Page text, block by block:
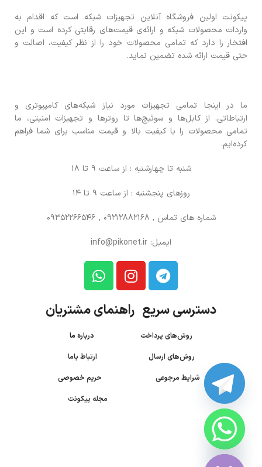
پیکونت اولین فروشگاه آنلاین تجهیزات شبکه است که اقدام به
واردات محصولات شبکه و ارائه‌ی قیمت‌های رقابتی کرده است و این
افتخار را دارد که تمامی محصولات خود را از نظر کیفیت، اصالت و
حتی قیمت ارائه شده تضمین نماید.
ما در اینجا تمامی تجهیزات مورد نیاز شبکه‌های کامپیوتری و
ارتباطاتی. از کابل‌ها و سوئیچ‌ها تا روترها و تجهیزات امنیتی، ما
تمامی محصولات را با کیفیت بالا و قیمت مناسب برای شما فراهم
کرده‌ایم.
شنبه تا چهارشنبه : از ساعت 9 تا 18
روزهای پنجشنبه : از ساعت 9 تا 14
شماره های تماس , 09212882168 , 09352266546
ایمیل: info@pikonet.ir
دسترسی سریع راهنمای مشتریان
روش‌های پرداخت درباره ما
روش‌های ارسال
ارتباط باما
شرایط مرجوعی
حریم خصوصی
مجله پیکونت
HIDE
CHATY